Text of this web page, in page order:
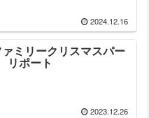
2024.12.16
ミリークリスマスパー
ポート
2023.12.26